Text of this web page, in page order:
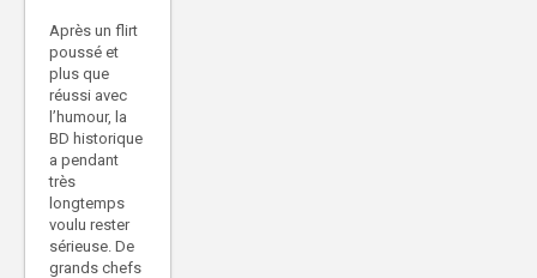
Après un flirt
poussé et
plus que
réussi avec
l’humour, la
BD historique
a pendant
très
longtemps
voulu rester
sérieuse. De
grands chefs